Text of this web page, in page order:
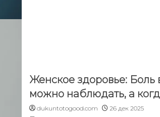
Женское здоровье: Боль
можно наблюдать, а
dukuntotogood.com 26 дек 2025